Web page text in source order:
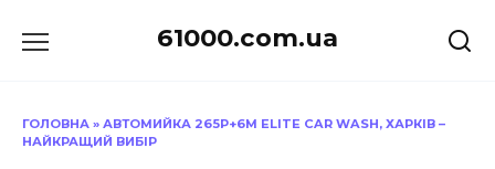
до
61000.com.ua
ГОЛОВНА » АВТОМИЙКА 265P+6M ELITE CAR WASH, ХАРКІВ –
НАЙКРАЩИЙ ВИБІР